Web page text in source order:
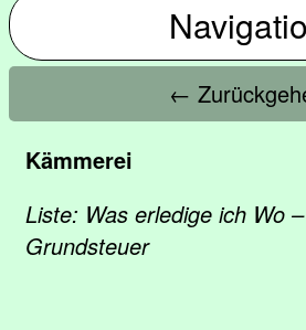
←
Kämmerei
Liste: Was erledige ich Wo
Grundsteuer